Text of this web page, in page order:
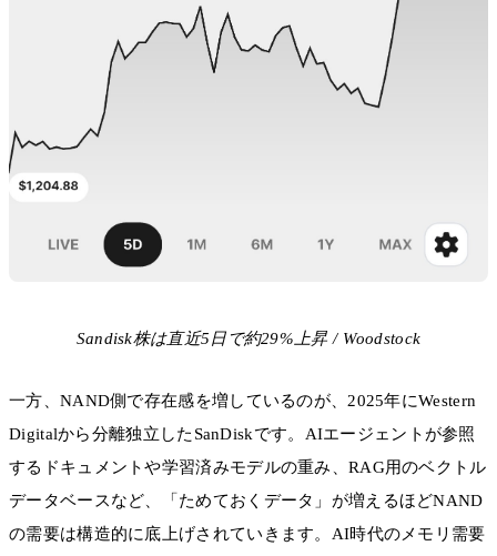
Sandisk株は直近5日で約29%上昇 / Woodstock
一方、NAND側で存在感を増しているのが、2025年にWestern
Digitalから分離独立したSanDiskです。AIエージェントが参照
するドキュメントや学習済みモデルの重み、RAG用のベクトル
データベースなど、「ためておくデータ」が増えるほどNAND
の需要は構造的に底上げされていきます。AI時代のメモリ需要